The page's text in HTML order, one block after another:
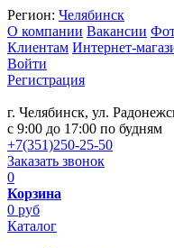
Регион: Челябинск
О компании Вакансии
Клиентам Интернет-
Войти
Регистрация
г. Челябинск, ул.
c 9:00 до 17:00 по будням
+7(351)250-25-50
Заказать звонок
0
Корзина
0 руб
Каталог